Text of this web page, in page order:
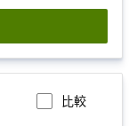
比較